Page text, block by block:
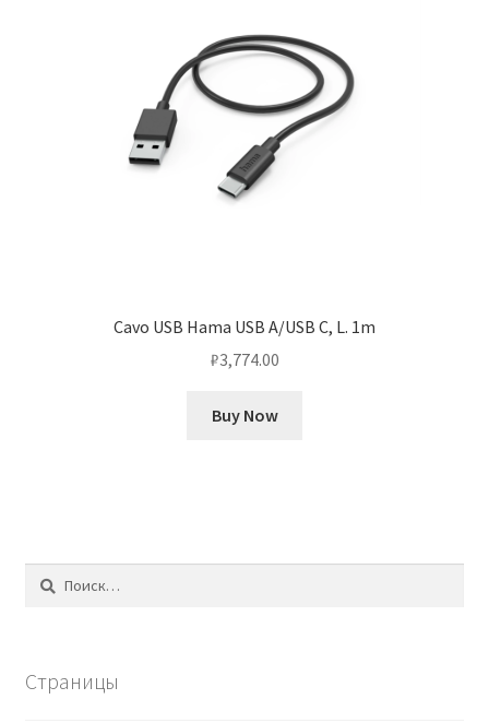
Cavo USB Hama USB A/USB C, L. 1m
₽3,774.00
Buy Now
Найти:
Страницы